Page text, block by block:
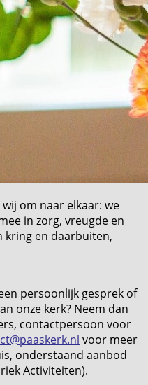
om naar elkaar: we
in zorg, vreugde en
kring en daarbuiten,
persoonlijk gesprek of
onze kerk? Neem dan
contactpersoon voor
voor meer
onderstaand aanbod
Activiteiten).